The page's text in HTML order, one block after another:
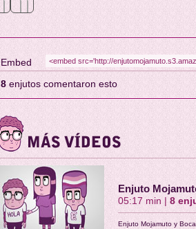
Embed
8 enjutos comentaron esto
Enjuto
05:17 min | 8
Enjuto Mojamuto y